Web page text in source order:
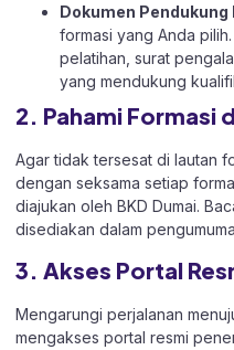
Dokumen Pendukung
formasi yang Anda
pelatihan, surat
yang mendukung
2. Pahami Formasi
Agar tidak tersesat di lautan
dengan seksama setiap
diajukan oleh BKD Dumai.
disediakan dalam
3. Akses Portal
Mengarungi perjalanan
mengakses portal resmi